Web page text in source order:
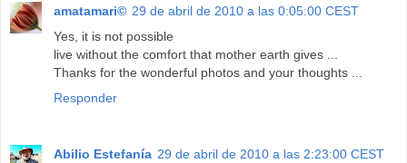
amatamari© 29 de abril de 2010 a las 0:05:00 CEST
Yes, it is not possible
live without the comfort that mother earth gives ...
Thanks for the wonderful photos and your thoughts ...
Responder
Abilio Estefanía 29 de abril de 2010 a las 2:23:00 CEST